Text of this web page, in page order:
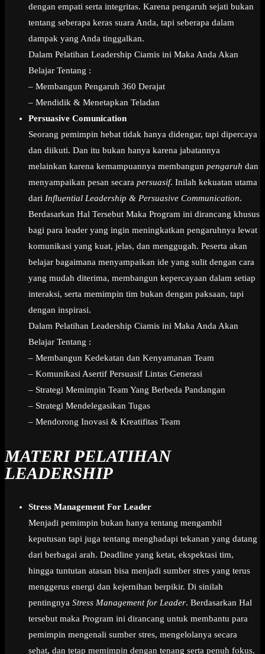
dengan empati serta integritas. Karena pengaruh sejati bukan
tentang seberapa keras suara Anda, tapi seberapa dalam
dampak yang Anda tinggalkan.
Dalam Pelatihan Leadership Ciamis ini Maka Anda Akan
Belajar Tentang :
– Membangun Pengaruh 360 Derajat
– Mendidik & Menetapkan Teladan
Persuasive Comunication
Seorang pemimpin hebat tidak hanya didengar, tapi dipercaya
dan diikuti. Dan itu bukan hanya karena jabatannya
melainkan karena kemampuannya membangun pengaruh dan
menyampaikan pesan secara persuasif. Inilah kekuatan utama
dari Influential Leadership & Persuasive Communication.
Berdasarkan Hal Tersebut Maka Program ini dirancang khusus
bagi para leader yang ingin meningkatkan pengaruhnya lewat
komunikasi yang kuat, jelas, dan menggugah. Peserta akan
belajar bagaimana menyampaikan ide yang sulit dengan cara
yang mudah diterima, membangun kepercayaan dalam setiap
interaksi, serta memimpin tim bukan dengan paksaan, tapi
dengan inspirasi.
Dalam Pelatihan Leadership Ciamis ini Maka Anda Akan
Belajar Tentang :
– Membangun Kedekatan dan Kenyamanan Team
– Komunikasi Asertif Persuasif Lintas Generasi
– Strategi Memimpin Team Yang Berbeda Pandangan
– Strategi Mendelegasikan Tugas
– Mendorong Inovasi & Kreatifitas Team
MATERI PELATIHAN
LEADERSHIP
Stress Management For Leader
Menjadi pemimpin bukan hanya tentang mengambil
keputusan tapi juga tentang menghadapi tekanan yang datang
dari berbagai arah. Deadline yang ketat, ekspektasi tim,
hingga tuntutan atasan bisa menjadi sumber stres yang terus
menggerus energi dan kejernihan berpikir. Di sinilah
pentingnya Stress Management for Leader. Berdasarkan Hal
tersebut maka Program ini dirancang untuk membantu para
pemimpin mengenali sumber stres, mengelolanya secara
sehat, dan tetap memimpin dengan tenang serta penuh fokus.